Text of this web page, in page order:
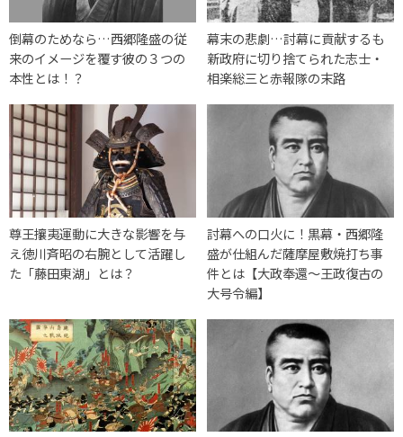
倒幕のためなら…西郷隆盛の従
来のイメージを覆す彼の３つの
本性とは！？
幕末の悲劇…討幕に貢献するも
新政府に切り捨てられた志士・
相楽総三と赤報隊の末路
尊王攘夷運動に大きな影響を与
え徳川斉昭の右腕として活躍し
た「藤田東湖」とは？
討幕への口火に！黒幕・西郷隆
盛が仕組んだ薩摩屋敷焼打ち事
件とは【大政奉還〜王政復古の
大号令編】